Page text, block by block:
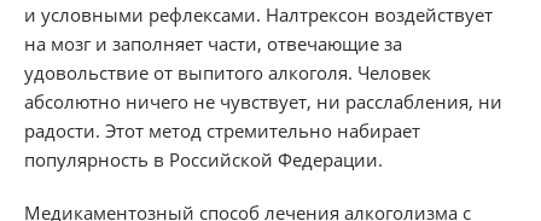
и условными рефлексами. Налтрексон воздействует
на мозг и заполняет части, отвечающие за
удовольствие от выпитого алкоголя. Человек
абсолютно ничего не чувствует, ни расслабления, ни
радости. Этот метод стремительно набирает
популярность в Российской Федерации.
Медикаментозный способ лечения алкоголизма с